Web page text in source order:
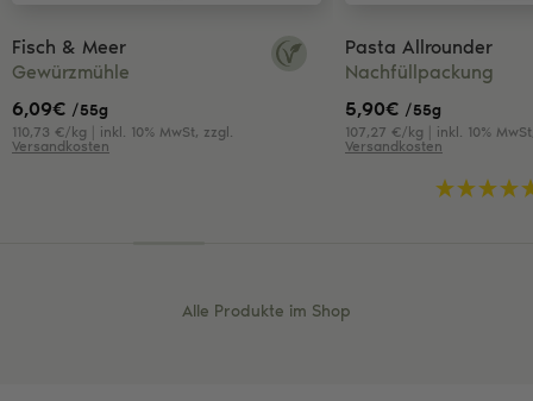
Fisch & Meer
Gewürzmühle
6,09€ /55g
110,73 €/kg | inkl. 10% MwSt, zzgl.
Versandkosten
Pasta Allrounder
Nachfüllpackung
5,90€ /55g
107,27 €/kg | inkl. 10%
Versandkosten
Alle Produkte im Shop